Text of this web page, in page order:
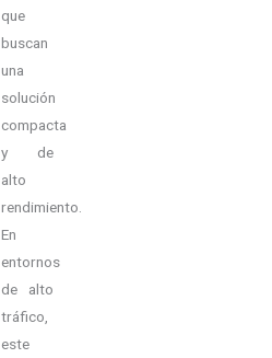
que
buscan
una
solución
compacta
y de
alto
rendimiento.
En
entornos
de alto
tráfico,
este